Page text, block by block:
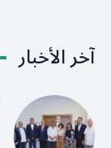
آخر الأخبار